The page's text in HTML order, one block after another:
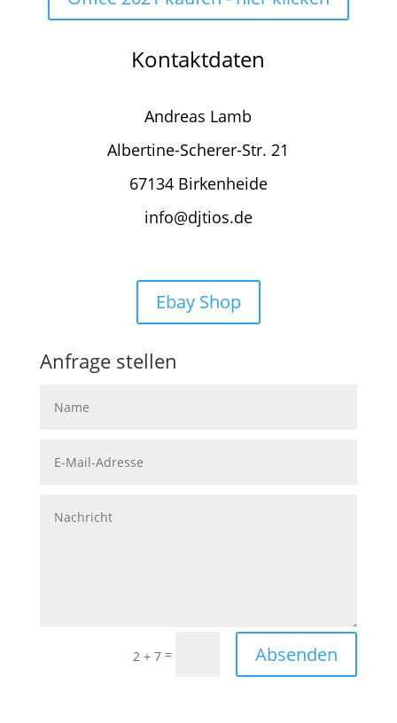
Kontaktdaten
Andreas Lamb
Albertine-Scherer-Str. 21
67134 Birkenheide
info@djtios.de
Ebay Shop
Anfrage stellen
2 + 7 = Absenden